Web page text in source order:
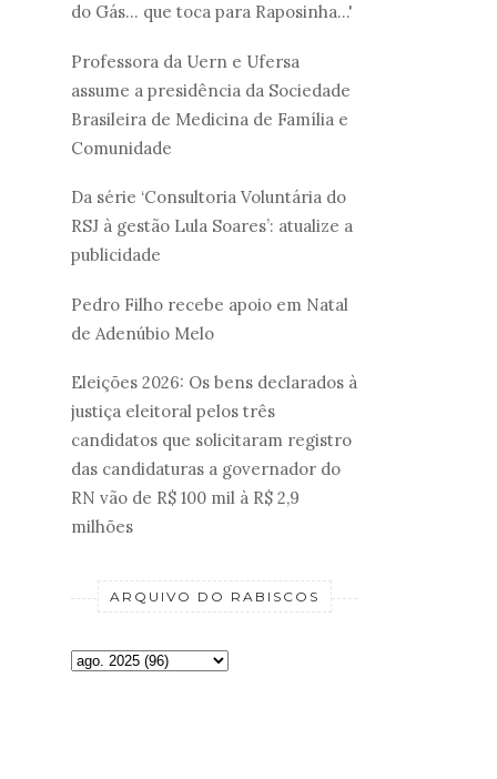
do Gás... que toca para Raposinha...'
Professora da Uern e Ufersa
assume a presidência da Sociedade
Brasileira de Medicina de Família e
Comunidade
Da série ‘Consultoria Voluntária do
RSJ à gestão Lula Soares’: atualize a
publicidade
Pedro Filho recebe apoio em Natal
de Adenúbio Melo
Eleições 2026: Os bens declarados à
justiça eleitoral pelos três
candidatos que solicitaram registro
das candidaturas a governador do
RN vão de R$ 100 mil à R$ 2,9
milhões
ARQUIVO DO RABISCOS